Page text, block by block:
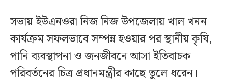
সভায় ইউএনওরা নিজ নিজ উপজেলায় খাল খনন
কার্যক্রম সফলভাবে সম্পন্ন হওয়ার পর স্থানীয় কৃষি,
পানি ব্যবস্থাপনা ও জনজীবনে আসা ইতিবাচক
পরিবর্তনের চিত্র প্রধানমন্ত্রীর কাছে তুলে ধরেন।